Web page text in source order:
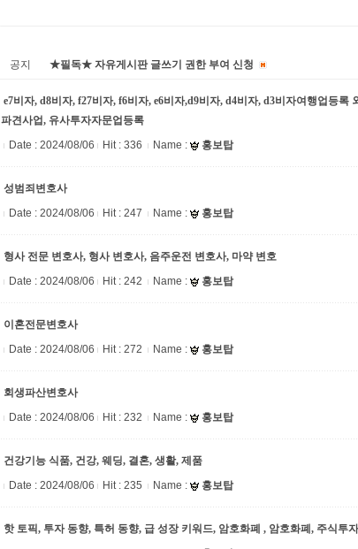
공지 ★필독★ 자유게시판 글쓰기 권한 부여 신청
e7비자, d8비자, f27비자, f6비자, e6비자,d9비자, d4비자, d3비자여행업등
파견사업, 유사투자자문업등록
Date : 2024/08/06 Hit : 336 Name : 홍보탑
성범죄변호사
Date : 2024/08/06 Hit : 247 Name : 홍보탑
형사 전문 변호사, 형사 변호사, 음주운전 변호사, 마약 변호
Date : 2024/08/06 Hit : 242 Name : 홍보탑
이혼전문변호사
Date : 2024/08/06 Hit : 272 Name : 홍보탑
회생파산변호사
Date : 2024/08/06 Hit : 232 Name : 홍보탑
건강기능 식품, 건강, 웨딩, 결혼, 생활, 제품
Date : 2024/08/06 Hit : 235 Name : 홍보탑
핫 토픽, 투자 동향, 특허 동향, 급 성장 키워드, 암호화폐 , 암호화폐, 주식투